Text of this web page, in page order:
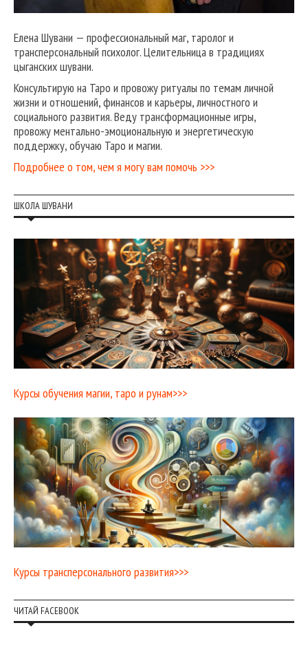
Елена Шувани — профессиональный маг, таролог и
трансперсональный психолог. Целительница в традициях
цыганских шувани.
Консультирую на Таро и провожу ритуалы по темам личной
жизни и отношений, финансов и карьеры, личностного и
социального развития. Веду трансформационные игры,
провожу ментально-эмоциональную и энергетическую
поддержку, обучаю Таро и магии.
Подробнее о том, чем я могу вам помочь >>>
ШКОЛА ШУВАНИ
Курсы обучения магии, таро и рунам>>>
Курсы трансперсонального развития>>>
ЧИТАЙ FACEBOOK